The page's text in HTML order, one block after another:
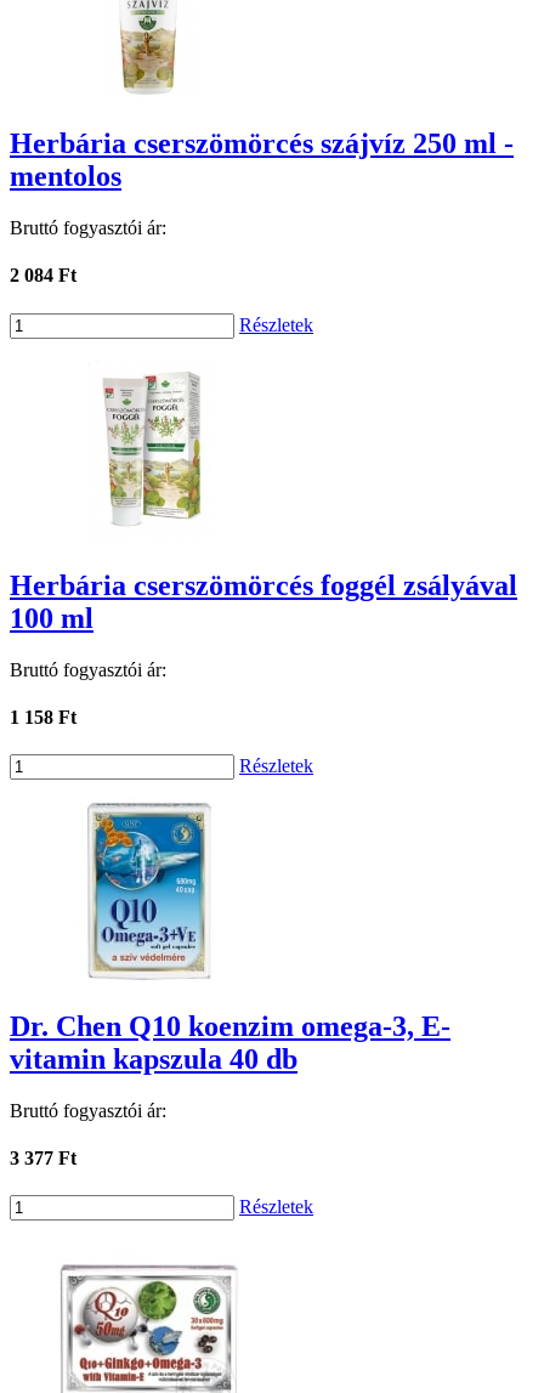
Herbária cserszömörcés szájvíz 250 ml -
mentolos
Bruttó fogyasztói ár:
2 084 Ft
Részletek
Herbária cserszömörcés foggél zsályával
100 ml
Bruttó fogyasztói ár:
1 158 Ft
Részletek
Dr. Chen Q10 koenzim omega-3, E-
vitamin kapszula 40 db
Bruttó fogyasztói ár:
3 377 Ft
Részletek